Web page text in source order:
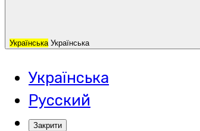
Українська Українська
Українська
Русский
Закрити